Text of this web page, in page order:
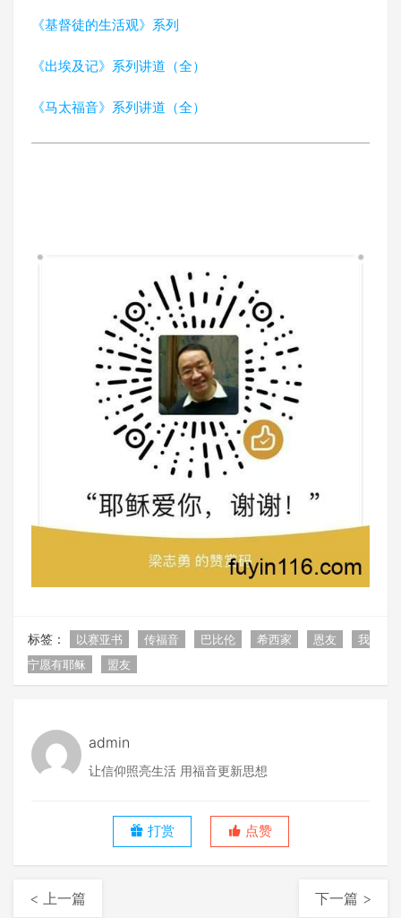
《基督徒的生活观》系列
《出埃及记》系列讲道（全）
《马太福音》系列讲道（全）
标签： 以赛亚书 传福音 巴比伦 希西家 恩友
我
宁愿有耶稣
盟友
admin
让信仰照亮生活 用福音更新思想
打赏 点赞
< 上一篇 下一篇 >